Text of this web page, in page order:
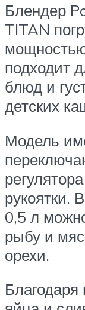
Блендер
TITAN
подходит
блюд и
детских
Модель
рукоятки.
0,5 л
рыбу и
орехи.
Благодаря